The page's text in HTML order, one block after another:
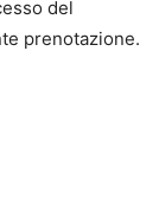
del
prenotazione.